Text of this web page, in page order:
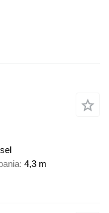
4,3 m